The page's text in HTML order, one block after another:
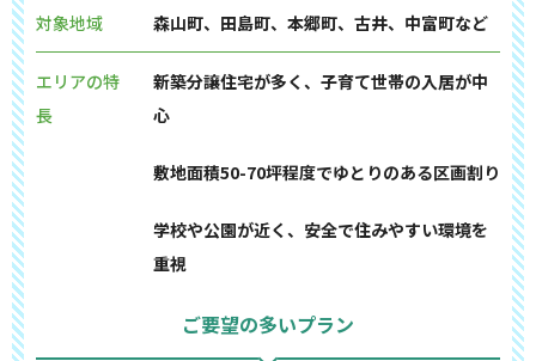
対象地域 森山町、田島町、本郷町、古井、中富町など
エリアの特
長
新築分譲住宅が多く、子育て世帯の入居が中
心
敷地面積50-70坪程度でゆとりのある区画割り
学校や公園が近く、安全で住みやすい環境を
重視
ご要望の多いプラン